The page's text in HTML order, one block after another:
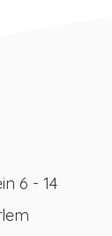
6 - 14